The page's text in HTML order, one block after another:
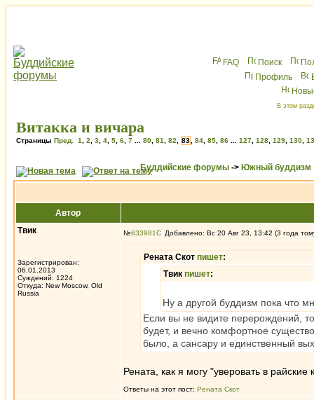
FAQ Поиск
Профиль
В этом
Витакка и вичара
Страницы Пред. 1 2 3 4 5 6 7 80 81 82 83 84 85 86 127 128 129 130
Буддийские форумы -> Южный буддизм
Автор
Твик
Зарегистрирован:
06.01.2013
Суждений: 1224
Откуда: New Moscow, Old
Russia
№633981 Добавлено: Вс 20 Авг 23, 13:42 (3 года
Рената Скот пишет:
Твик пишет:
Ну а другой буддизм пока что
Если вы не видите перерождений,
будет, и вечно комфортное
было, а сансару и единственный
Рената, как я могу "уверовать в
Ответы на этот пост: Рената Скот